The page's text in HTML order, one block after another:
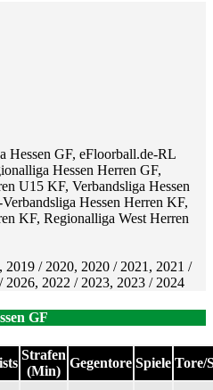
Hessen GF, eFloorball.de-RL
Hessen Herren GF,
U15 KF, Verbandsliga Hessen
Hessen Herren KF,
KF, Regionalliga West Herren
2019 / 2020, 2020 / 2021, 2021 /
2026, 2022 / 2023, 2023 / 2024
GF
Strafen
(Min)
Gegentore Spiele Tore/